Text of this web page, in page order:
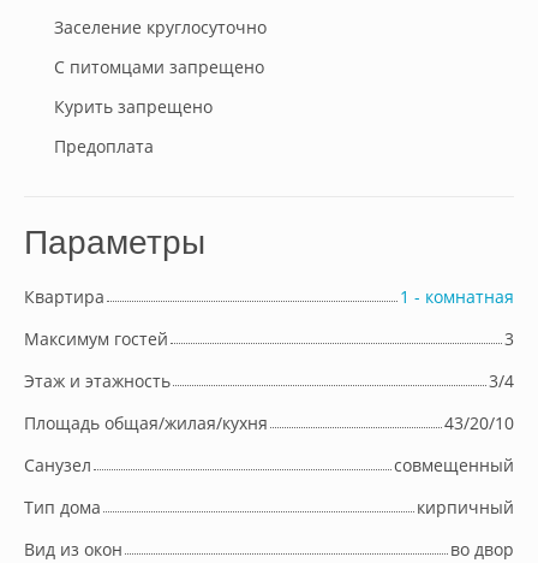
Заселение круглосуточно
С питомцами запрещено
Курить запрещено
Предоплата
Параметры
Квартира
1 - комнатная
Максимум гостей
3
Этаж и этажность
3/4
Площадь общая/жилая/кухня
43/20/10
Cанузел
совмещенный
Тип дома
кирпичный
Вид из окон
во двор